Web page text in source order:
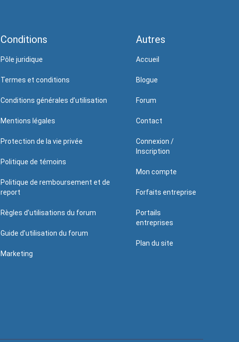
Conditions
Pôle juridique
Termes et conditions
Conditions générales d’utilisation
Mentions légales
Protection de la vie privée
Politique de témoins
Politique de remboursement et de
report
Règles d’utilisations du forum
Guide d’utilisation du forum
Marketing
Autres
Accueil
Blogue
Forum
Contact
Connexion /
Inscription
Mon compte
Forfaits entreprise
Portails
entreprises
Plan du site